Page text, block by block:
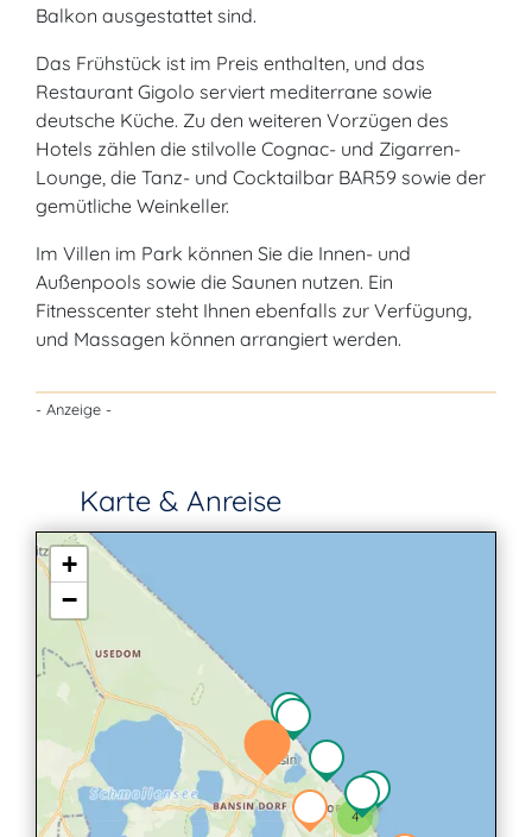
Balkon ausgestattet sind.
Das Frühstück ist im Preis enthalten, und das
Restaurant Gigolo serviert mediterrane sowie
deutsche Küche. Zu den weiteren Vorzügen des
Hotels zählen die stilvolle Cognac- und Zigarren-
Lounge, die Tanz- und Cocktailbar BAR59 sowie der
gemütliche Weinkeller.
Im Villen im Park können Sie die Innen- und
Außenpools sowie die Saunen nutzen. Ein
Fitnesscenter steht Ihnen ebenfalls zur Verfügung,
und Massagen können arrangiert werden.
- Anzeige -
Karte & Anreise
4
+
−